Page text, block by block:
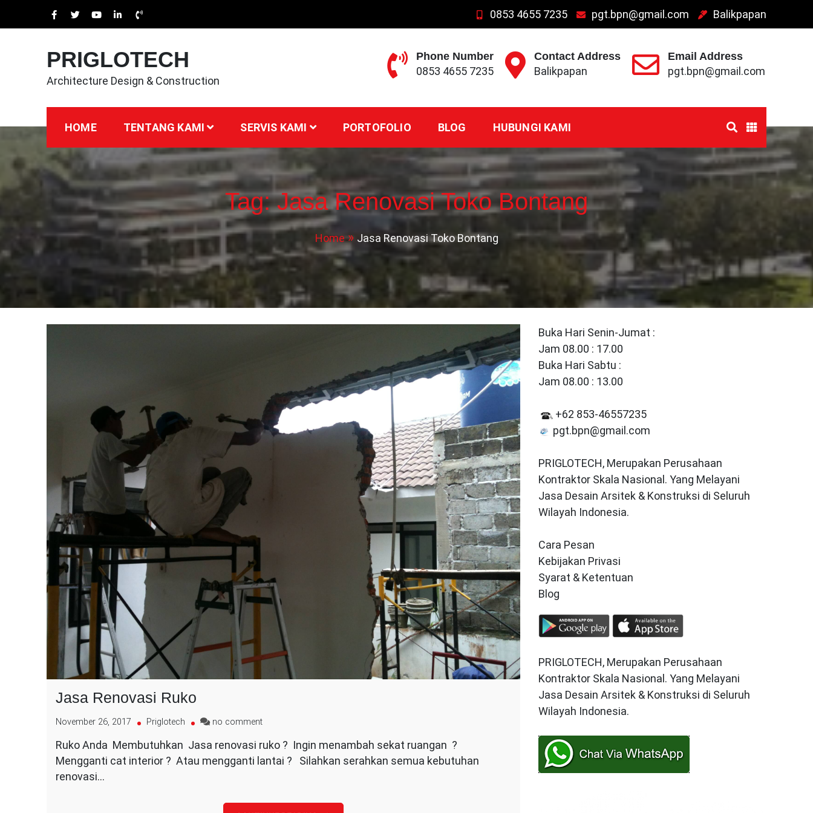
0853 4655 7235 pgt.bpn@gmail.com Balikpapan
PRIGLOTECH
Architecture Design & Construction
Phone Number
0853 4655 7235
Contact Address
Balikpapan
Email Address
pgt.bpn@gmail.com
HOME TENTANG KAMI SERVIS KAMI PORTOFOLIO BLOG HUBUNGI KAMI
Tag:Jasa Renovasi Toko Bontang
Home Jasa Renovasi Toko Bontang
Jasa Renovasi Ruko
November 26, 2017 Priglotech no commenton
Renovasi
Ruko
Ruko Anda Membutuhkan Jasa renovasi ruko ? Ingin menambah sekat ruangan ?
Mengganti cat interior ? Atau mengganti lantai ? Silahkan serahkan semua kebutuhan
renovasi…
Buka Hari Senin-Jumat :
Jam 08.00 : 17.00
Buka Hari Sabtu :
Jam 08.00 : 13.00
+62 853-46557235
pgt.bpn@gmail.com
PRIGLOTECH, Merupakan Perusahaan
Kontraktor Skala Nasional. Yang Melayani
Jasa Desain Arsitek & Konstruksi di Seluruh
Wilayah Indonesia.
Cara Pesan
Kebijakan Privasi
Syarat & Ketentuan
Blog
PRIGLOTECH, Merupakan Perusahaan
Kontraktor Skala Nasional. Yang Melayani
Jasa Desain Arsitek & Konstruksi di Seluruh
Wilayah Indonesia.